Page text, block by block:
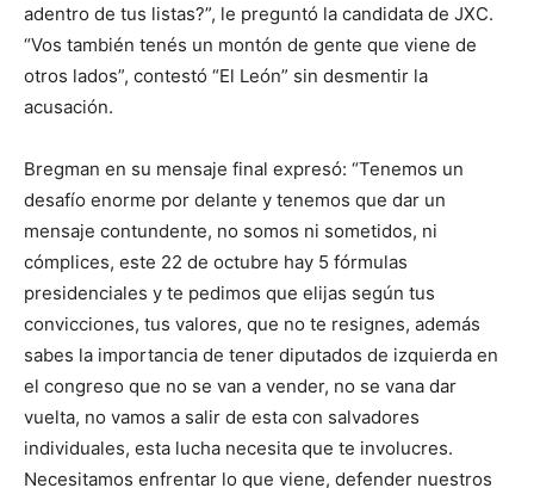
adentro de tus listas?”, le preguntó la candidata de JXC.
“Vos también tenés un montón de gente que viene de
otros lados”, contestó “El León” sin desmentir la
acusación.
Bregman en su mensaje final expresó: “Tenemos un
desafío enorme por delante y tenemos que dar un
mensaje contundente, no somos ni sometidos, ni
cómplices, este 22 de octubre hay 5 fórmulas
presidenciales y te pedimos que elijas según tus
convicciones, tus valores, que no te resignes, además
sabes la importancia de tener diputados de izquierda en
el congreso que no se van a vender, no se vana dar
vuelta, no vamos a salir de esta con salvadores
individuales, esta lucha necesita que te involucres.
Necesitamos enfrentar lo que viene, defender nuestros